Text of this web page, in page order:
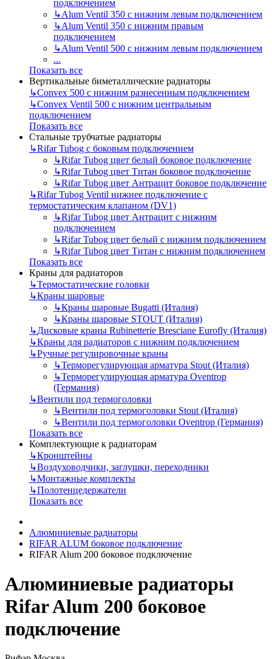
подключением
↳Alum Ventil 350 с нижним левым подключением
↳Alum Ventil 350 с нижним правым
подключением
↳Alum Ventil 500 с нижним левым подключением
...
Показать все
Вертикальные биметаллические радиаторы
↳Convex 500 с нижним разнесенным подключением
↳Convex Ventil 500 с нижним центральным
подключением
Показать все
Стальные трубчатые радиаторы
↳Rifar Tubog с боковым подключением
↳Rifar Tubog цвет белый боковое подключение
↳Rifar Tubog цвет Титан боковое подключение
↳Rifar Tubog цвет Антрацит боковое подключение
↳Rifar Tubog Ventil нижнее подключение с
термостатическим клапаном (DV1)
↳Rifar Tubog цвет Антрацит с нижним
подключением
↳Rifar Tubog цвет белый с нижним подключением
↳Rifar Tubog цвет Титан с нижним подключением
Показать все
Краны для радиаторов
↳Термостатические головки
↳Краны шаровые
↳Краны шаровые Bugatti (Италия)
↳Краны шаровые STOUT (Италия)
↳Дисковые краны Rubinetterie Bresciane Eurofly (Италия)
↳Краны для радиаторов с нижним подключением
↳Ручные регулировочные краны
↳Терморегулирующая арматура Stout (Италия)
↳Терморегулирующая арматура Oventrop
(Германия)
↳Вентили под термоголовки
↳Вентили под термоголовки Stout (Италия)
↳Вентили под термоголовки Oventrop (Германия)
Показать все
Комплектующие к радиаторам
↳Кронштейны
↳Воздуховодчики, заглушки, переходники
↳Монтажные комплекты
↳Полотенцедержатели
Показать все
Алюминиевые радиаторы
RIFAR ALUM боковое подключение
RIFAR Alum 200 боковое подключение
Алюминиевые радиаторы
Rifar Alum 200 боковое
подключение